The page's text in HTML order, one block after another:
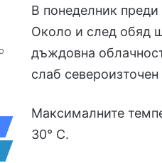
В понеделник
Около и след обяд
дъждовна
слаб североизточен
Максималните
30° С.